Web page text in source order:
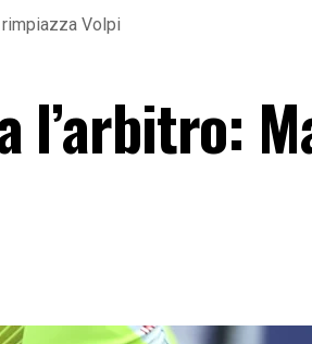
Volpi
l’arbitro: